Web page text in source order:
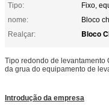
Tipo:
Fixo,
nome:
Bloco
Realçar:
Bloco
Tipo redondo de
da grua do equipamento de
Introdução da empresa